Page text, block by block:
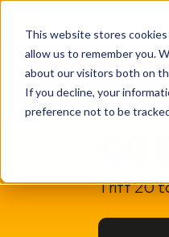
This website stores
allow us to remember you.
about our visitors both on
If you decline, your
preference not to be
Triff 20